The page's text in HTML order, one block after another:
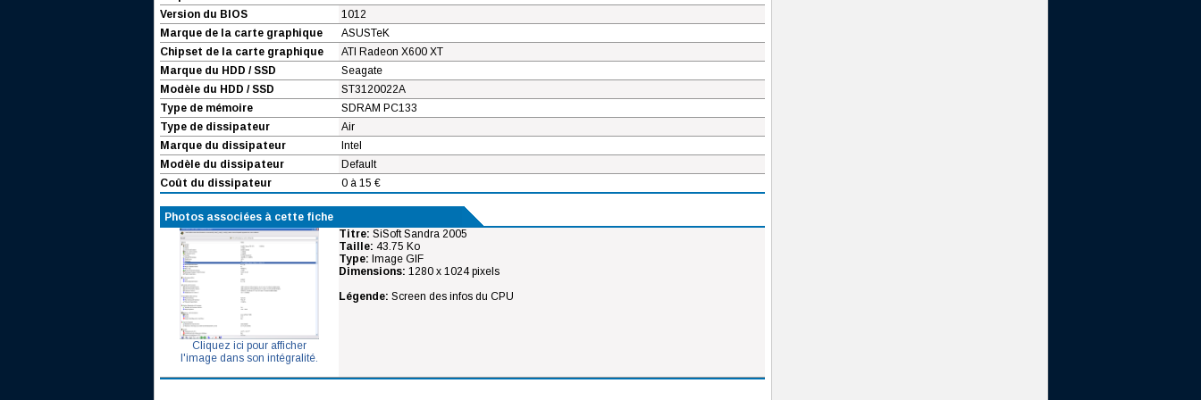
Version du BIOS
1012
Marque de la carte graphique
ASUSTeK
Chipset de la carte graphique
ATI Radeon X600 XT
Marque du HDD / SSD
Seagate
Modèle du HDD / SSD
ST3120022A
Type de mémoire
SDRAM PC133
Type de dissipateur
Air
Marque du dissipateur
Intel
Modèle du dissipateur
Default
Coût du dissipateur
0 à 15 €
Photos associées à cette fiche
Cliquez ici pour afficher
l'image dans son intégralité.
Titre: SiSoft Sandra 2005
Taille: 43.75 Ko
Type: Image GIF
Dimensions: 1280 x 1024 pixels
Légende: Screen des infos du CPU